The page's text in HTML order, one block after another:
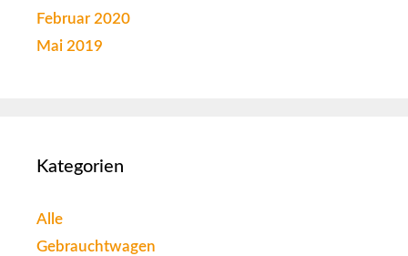
Februar 2020
Mai 2019
Kategorien
Alle
Gebrauchtwagen